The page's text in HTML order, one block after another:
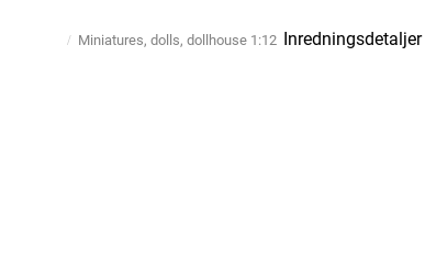
Miniatures, dolls, dollhouse 1:12 Inredningsdetaljer